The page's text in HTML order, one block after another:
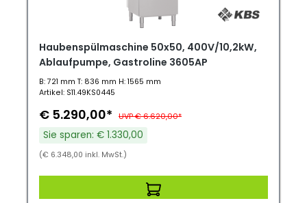
Haubenspülmaschine 50x50, 400V/10,2kW,
Ablaufpumpe, Gastroline 3605AP
B: 721 mm T: 836 mm H: 1565 mm
Artikel: S11.49KS0445
€ 5.290,00* UVP € 6.620,00*
Sie sparen: € 1.330,00
(€ 6.348,00 inkl. MwSt.)